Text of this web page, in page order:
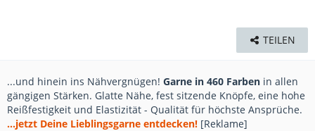
TEILEN
...und hinein ins Nähvergnügen! Garne in 460 Farben in allen
gängigen Stärken. Glatte Nähe, fest sitzende Knöpfe, eine hohe
Reißfestigkeit und Elastizität - Qualität für höchste Ansprüche.
...jetzt Deine Lieblingsgarne entdecken! [Reklame]